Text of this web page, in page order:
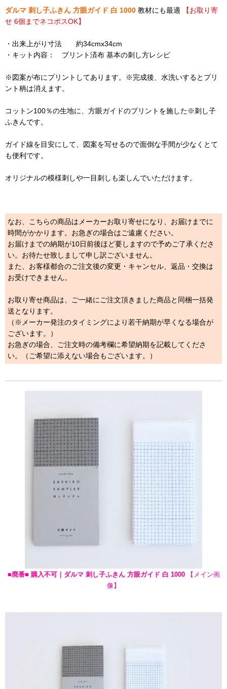
ダルマ 刺し子ふきん 方眼ガイド 白 1000 教材にも最適
【お取り寄
せ 6個までネコポスOK】
・出来上がり寸法 約34cmx34cm
・キット内容： プリント済布 基本の刺し方レシピ
※図案が布にプリントしてあります。※完成後、水洗いするとプリ
ント柄は消えます。
コットン100％の生地に、方眼ガイドのプリントを施した※刺し子
ふきんです。
ガイド線を目安にして、図案を写せるので面倒な手間が少なくとて
も便利です。
オリジナルの模様刺しや一目刺しも楽しんでいただけます。
なお、こちらの商品はメーカーお取り寄せになり、お届けまでに
時間がかかります。お急ぎの場合はご遠慮ください。
お届けまでの納期が10日前後ほど要しますので予めご了承くださ
い。お待たせ致しまして申し訳ございません。
また、お客様都合のご注文後の変更・キャンセル、返品・交換は
お受けできません。
お取り寄せ商品は、ご一緒にご注文頂きました商品と同梱一括発
送となります。
（※メーカー発注のタイミングにより若干納期が早くなる場合が
ございます。）
お急ぎの場合、ご注文時の備考欄に希望納期を記載してくださ
い。（ご希望に添えない場合もございます。）
■廃番■ 購入不可｜ダルマ 刺し子ふきん 方眼ガイド 白 1000【メイン画
像】